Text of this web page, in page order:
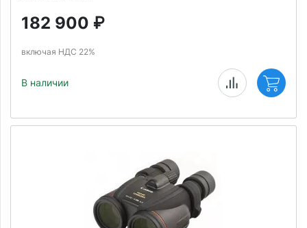
182 900 ₽
включая НДС 22%
В наличии